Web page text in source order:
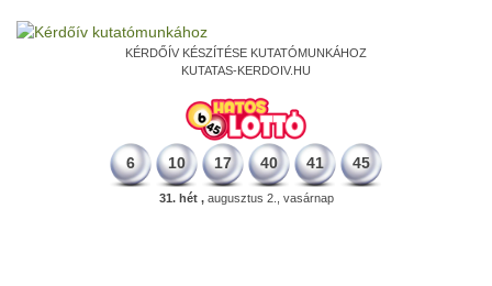
KÉRDŐÍV KÉSZÍTÉSE KUTATÓMUNKÁHOZ
KUTATAS-KERDOIV.HU
6 10 17 40 41 45
31. hét ,augusztus 2., vasárnap